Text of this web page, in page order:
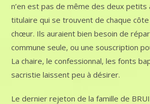
n’en est pas de même des deux petits
titulaire qui se trouvent de chaque côte
chœur. Ils auraient bien besoin de
commune seule, ou une souscription
La chaire, le confessionnal, les fonts
sacristie laissent peu à désirer.
Le dernier rejeton de la famille de